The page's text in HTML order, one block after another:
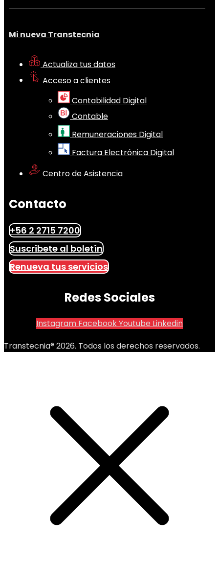
Mi nueva Transtecnia
Actualiza tus datos
Acceso a clientes
Contabilidad Digital
Contable
Remuneraciones Digital
Factura Electrónica Digital
Centro de Asistencia
Contacto
+56 2 2715 7200
Suscribete al boletín
Renueva tus servicios
Redes Sociales
Instagram FacebookYoutube Linkedin
Transtecnia® 2026. Todos los derechos reservados.